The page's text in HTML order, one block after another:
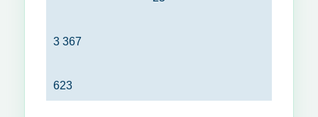
3 367
623